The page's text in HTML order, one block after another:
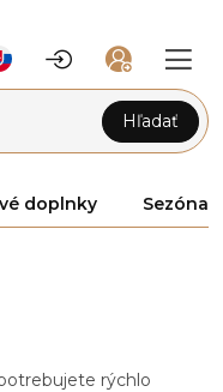
Hľadať
doplnky Sezóna
rýchlo